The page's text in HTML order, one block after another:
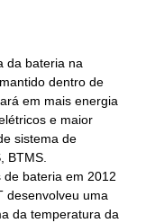
da bateria na
dentro de
em mais energia
e maior
sistema de
BTMS.
bateria em 2012
desenvolveu uma
da temperatura da